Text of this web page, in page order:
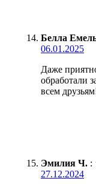
Белла
06.01.2025
Даже
обработали
всем
Эмилия Ч. :
27.12.2024